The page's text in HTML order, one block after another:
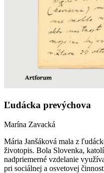
Ľudácka prevýchova
Marína Zavacká
Mária Janšáková mala z
životopis. Bola Slovenka,
nadpriemerné vzdelanie
pri sociálnej a osvetovej